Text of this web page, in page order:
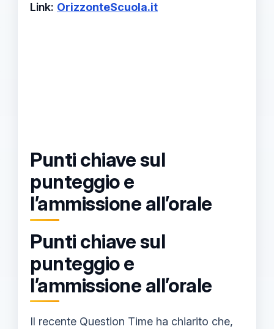
Link: OrizzonteScuola.it
Punti chiave sul
punteggio e
l’ammissione all’orale
Punti chiave sul
punteggio e
l’ammissione all’orale
Il recente Question Time ha chiarito che,